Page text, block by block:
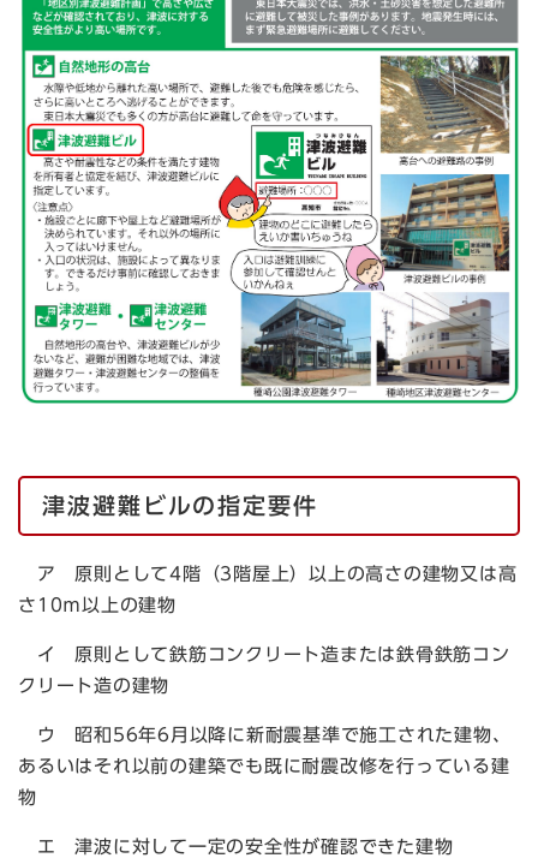
津波避難ビルの指定要件
ア 原則として4階（3階屋上）以上の高さの建物又は高
さ10ｍ以上の建物
イ 原則として鉄筋コンクリート造または鉄骨鉄筋コン
クリート造の建物
ウ 昭和56年6月以降に新耐震基準で施工された建物、
あるいはそれ以前の建築でも既に耐震改修を行っている建
物
エ 津波に対して一定の安全性が確認できた建物